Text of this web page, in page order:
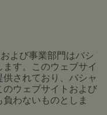
よび事業部門はバシ
す。このウェブサイ
されており、バシャ
ウェブサイトおよび
わないものとしま